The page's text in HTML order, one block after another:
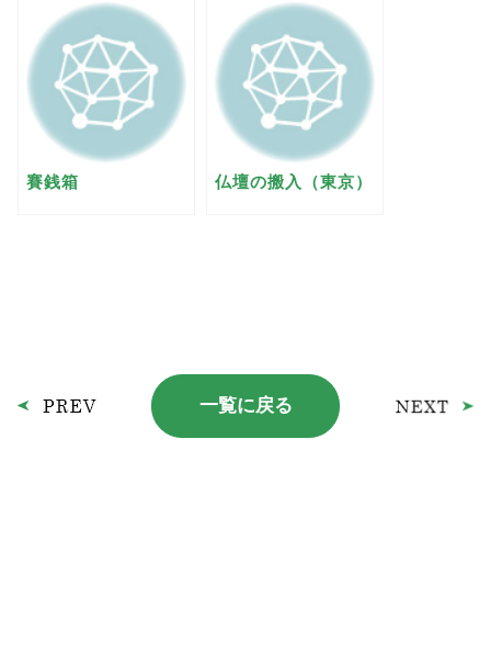
賽銭箱 仏壇の搬入（東京）
一覧に戻る